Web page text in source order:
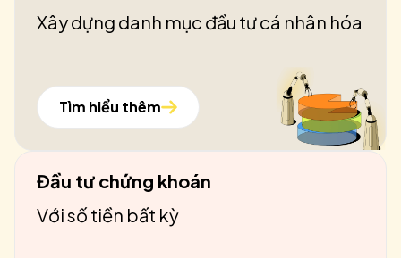
Xây dựng danh mục đầu tư cá nhân hóa
Tìm hiểu thêm
Đầu tư chứng khoán
Với số tiền bất kỳ